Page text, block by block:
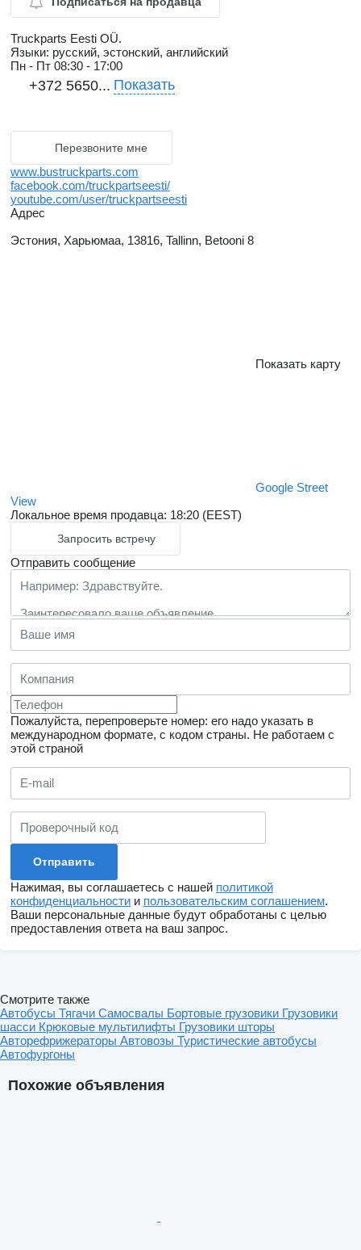
Truckparts Eesti OÜ.
Языки: русский, эстонский, английский
Пн - Пт 08:30 - 17:00
+372 5650... Показать
Перезвоните мне
www.bustruckparts.com
facebook.com/truckpartseesti/
youtube.com/user/truckpartseesti
Адрес
Эстония, Харьюмаа, 13816, Tallinn, Betooni 8
Показать карту
Google Street
View
Локальное время продавца: 18:20 (EEST)
Запросить встречу
Отправить сообщение
Пожалуйста, перепроверьте номер: его надо указать в
международном формате, с кодом страны. Не работаем с
этой страной
Нажимая, вы соглашаетесь с нашей политикой
конфиденциальности и пользовательским соглашением.
Ваши персональные данные будут обработаны с целью
предоставления ответа на ваш запрос.
Похожие объявления
Смотрите также
Автобусы Тягачи Самосвалы Бортовые грузовики Грузовики
шасси Крюковые мультилифты Грузовики шторы
Авторефрижераторы Автовозы Туристические автобусы
Автофургоны